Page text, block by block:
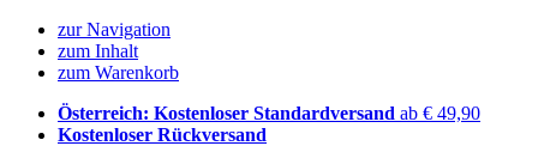
zur Navigation
zum Inhalt
zum Warenkorb
Österreich: Kostenloser Standardversand ab € 49,90
Kostenloser Rückversand